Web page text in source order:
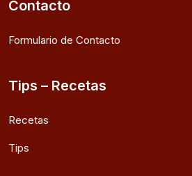
Contacto
Formulario de Contacto
Tips – Recetas
Recetas
Tips